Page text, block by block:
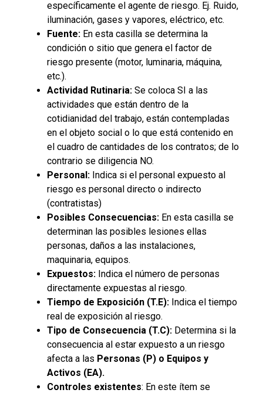
específicamente el agente de riesgo. Ej. Ruido,
iluminación, gases y vapores, eléctrico, etc.
Fuente: En esta casilla se determina la
condición o sitio que genera el factor de
riesgo presente (motor, luminaria, máquina,
etc.).
Actividad Rutinaria: Se coloca SI a las
actividades que están dentro de la
cotidianidad del trabajo, están contempladas
en el objeto social o lo que está contenido en
el cuadro de cantidades de los contratos; de lo
contrario se diligencia NO.
Personal: Indica si el personal expuesto al
riesgo es personal directo o indirecto
(contratistas)
Posibles Consecuencias: En esta casilla se
determinan las posibles lesiones ellas
personas, daños a las instalaciones,
maquinaria, equipos.
Expuestos: Indica el número de personas
directamente expuestas al riesgo.
Tiempo de Exposición (T.E): Indica el tiempo
real de exposición al riesgo.
Tipo de Consecuencia (T.C): Determina si la
consecuencia al estar expuesto a un riesgo
afecta a las Personas (P) o Equipos y
Activos (EA).
Controles existentes: En este ítem se